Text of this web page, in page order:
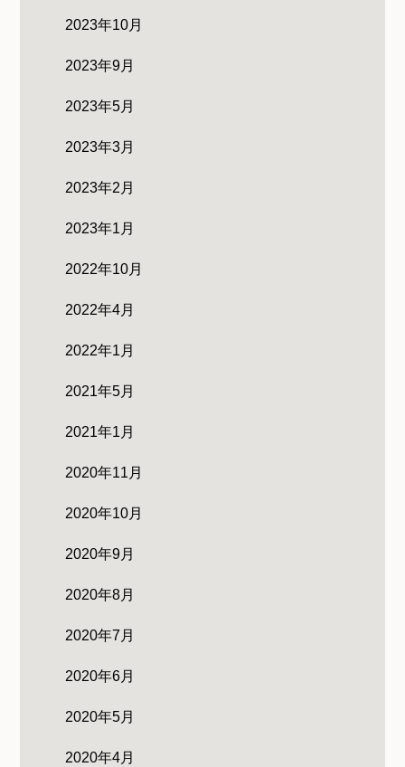
2023年10月
2023年9月
2023年5月
2023年3月
2023年2月
2023年1月
2022年10月
2022年4月
2022年1月
2021年5月
2021年1月
2020年11月
2020年10月
2020年9月
2020年8月
2020年7月
2020年6月
2020年5月
2020年4月